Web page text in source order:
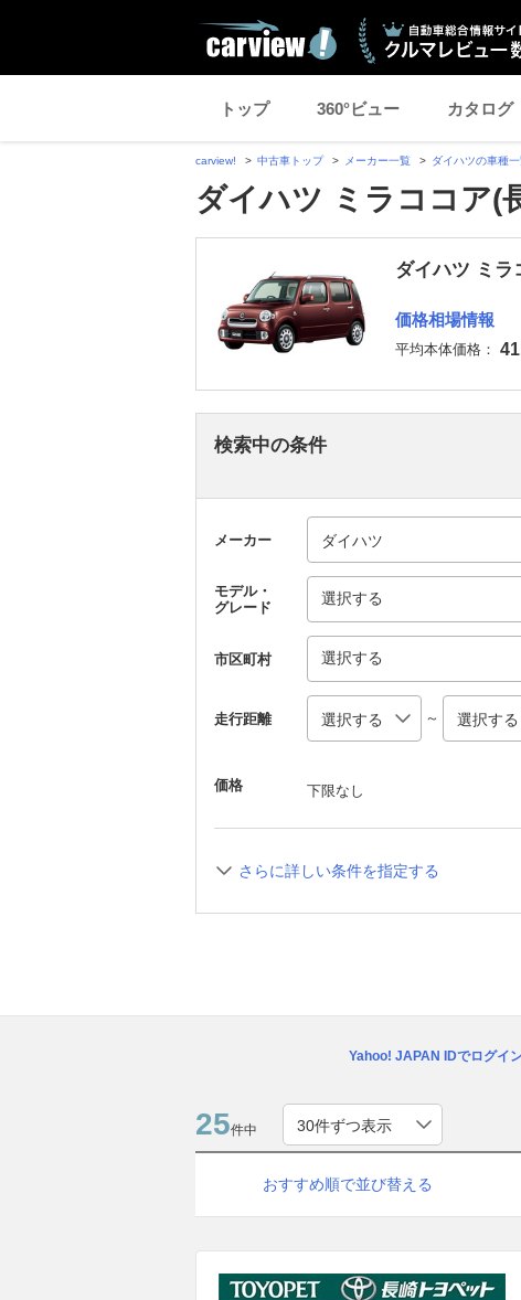
トップ 360°ビュー カタログ
carview! 中古車トップ メーカー一覧 ダイハツの車種
ダイハツ ミラココア(
ダイハツ ミラ
価格相場情報
平均本体価格：
検索中の条件
メーカー
モデル・
グレード
選択する
市区町村 選択する
走行距離 ～
価格 下限なし
さらに詳しい条件を指定する
Yahoo! JAPAN IDでログイ
25件中
おすすめ順で並び替える